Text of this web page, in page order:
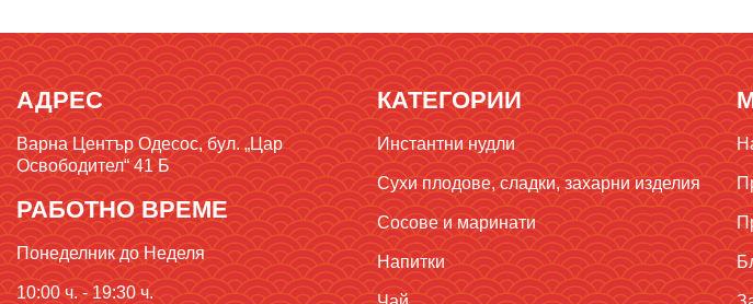
АДРЕС
Варна Център Одесос, бул. „Цар
Освободител“ 41 Б
РАБОТНО ВРЕМЕ
Понеделник до Неделя
10:00 ч. - 19:30 ч.
КАТЕГОРИИ
Инстантни нудли
Сухи плодове, сладки, захарни изделия
Сосове и маринати
Напитки